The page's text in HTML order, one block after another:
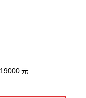
19000 元